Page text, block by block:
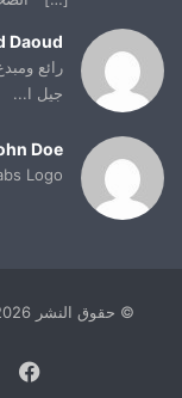
Daoud
رائع
جيل ا...
Doe
Logo :)...
© حقوق النشر 2026، جميع الحقوق محفوظة |